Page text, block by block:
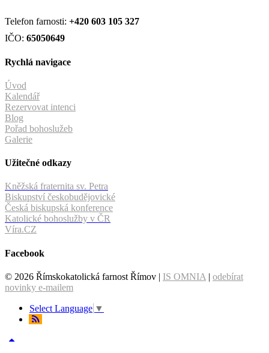
Telefon farnosti: +420 603 105 327
IČO: 65050649
Rychlá navigace
Úvod
Kalendář
Rezervovat intenci
Blog
Pořad bohoslužeb
Galerie
Užitečné odkazy
Kněžská fraternita sv. Petra
Biskupství českobudějovické
Česká biskupská konference
Katolické bohoslužby v ČR
Víra.CZ
Facebook
© 2026 Římskokatolická farnost Římov | IS OMNIA | odebírat
novinky e-mailem
Select Language ▼